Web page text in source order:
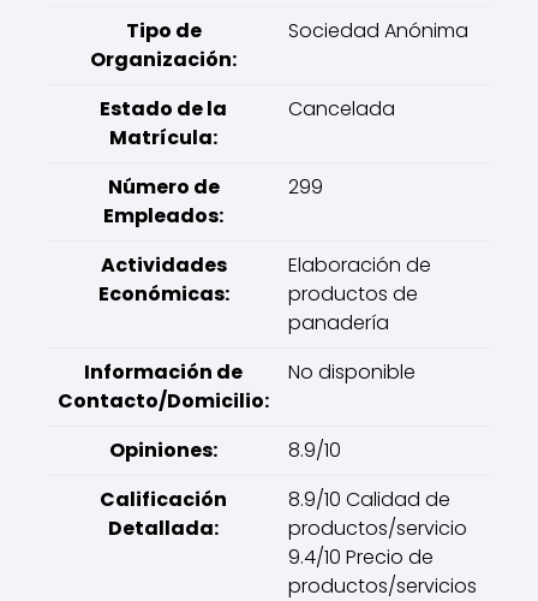
Tipo de
Organización:
Sociedad Anónima
Estado de la
Matrícula:
Cancelada
Número de
Empleados:
299
Actividades
Económicas:
Elaboración de
productos de
panadería
Información de
Contacto/Domicilio:
No disponible
Opiniones:
8.9/10
Calificación
Detallada:
8.9/10 Calidad de
productos/servicio
9.4/10 Precio de
productos/servicios